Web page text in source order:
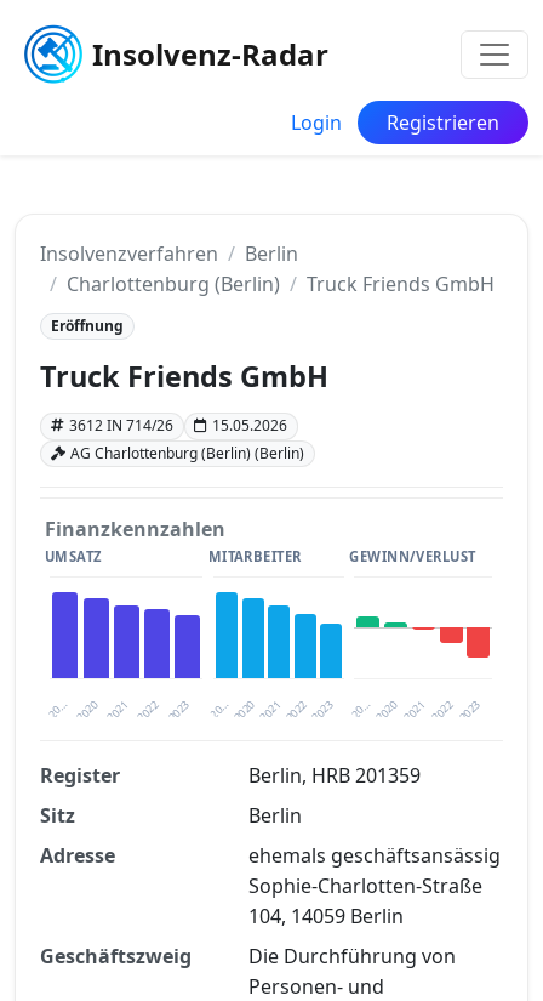
Insolvenz-Radar
Login Registrieren
Insolvenzverfahren
Berlin
Charlottenburg (Berlin)
Truck Friends GmbH
Eröffnung
Truck Friends GmbH
3612 IN 714/26
15.05.2026
AG Charlottenburg (Berlin) (Berlin)
Finanzkennzahlen
UMSATZ
20… 2021 2023
2020 2022
MITARBEITER
20… 2021 2023
2020 2022
GEWINN/VERLUST
20… 2021 2023
2020 2022
Finanzkennzahlen nach kostenloser
Registrierung verfügbar
Jetzt kostenlos registrieren
Register
Berlin, HRB 201359
Sitz
Berlin
Adresse
ehemals geschäftsansässig
Sophie-Charlotten-Straße
104, 14059 Berlin
Geschäftszweig
Die Durchführung von
Personen- und